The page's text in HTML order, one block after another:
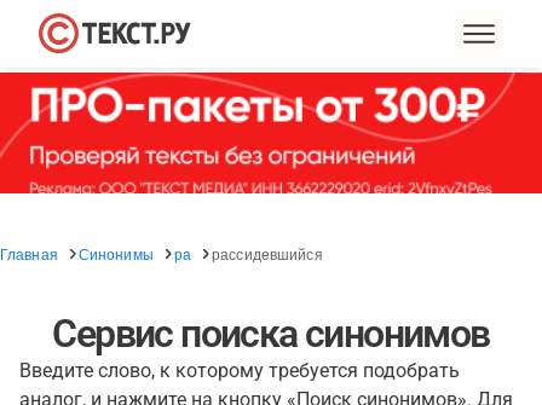
Главная Синонимы ра рассидевшийся
Сервис поиска синонимов
Введите слово, к которому требуется подобрать
аналог, и нажмите на кнопку «Поиск синонимов». Для